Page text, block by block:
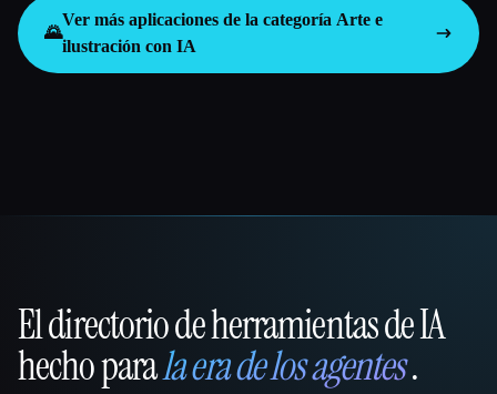
🌄
Ver más aplicaciones de la categoría Arte e
ilustración con IA
That AI Collection
El directorio de herramientas de IA
hecho parala era de los agentes.